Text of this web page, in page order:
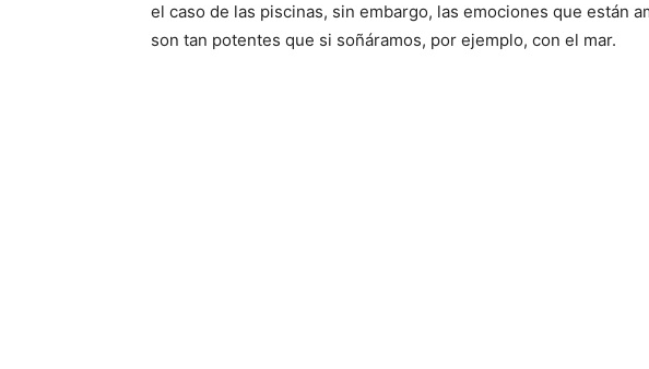
el caso de las piscinas, sin embargo, las emociones que están
son tan potentes que si soñáramos, por ejemplo, con el mar.